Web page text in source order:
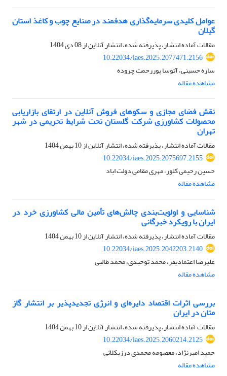
عوامل کلیدی سرمایه‌گذاری هدفمند در صنایع چوب و کاغذ استان
گیلان
مقالات آماده انتشار، پذیرفته شده، انتشار آنلاین از08 دی 1404
10.22034/iaes.2025.2077471.2156
ساره حسینی، آتوسا پوررحمت چروده
مشاهده مقاله
نقش فضای مجازی و سکوهای فروش آنلاین در ارتقای بازاریابی
محصولات کشاورزی شرکت گلستان تحت شرایط تحریمی در شهر
تهران
مقالات آماده انتشار، پذیرفته شده، انتشار آنلاین از10 بهمن 1404
10.22034/iaes.2025.2075697.2155
حسین رحیمی کلور، مهری مقامی دولت اباد
مشاهده مقاله
شناسایی و اولویت‌بندی چالش‌های تأمین مالی کشاورزی خرد در
ایران با رویکرد خبرگانی
مقالات آماده انتشار، پذیرفته شده، انتشار آنلاین از10 بهمن 1404
10.22034/iaes.2025.2042203.2140
علیرضا اعتمادیفر، محمد توحیدی، محمد طالبی
مشاهده مقاله
بررسی اثرات اقتصاد دایره‌ای و انرژی تجدیدپذیر بر انتشار گاز
متان در ایران
مقالات آماده انتشار، پذیرفته شده، انتشار آنلاین از10 بهمن 1404
10.22034/iaes.2025.2060214.2125
حمید امیرنژاد، معصومه محمدی درزیکلائی
مشاهده مقاله